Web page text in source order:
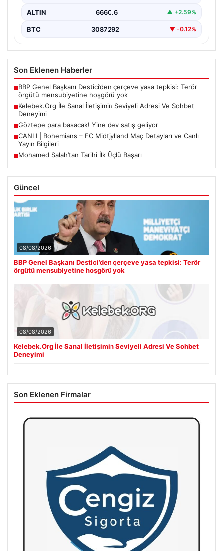
ALTIN 6660.6 ▲ +2.59%
BTC 3087292 ▼ -0.12%
Son Eklenen Haberler
■BBP Genel Başkanı Destici’den çerçeve yasa tepkisi: Terör
örgütü mensubiyetine hoşgörü yok
■Kelebek.Org İle Sanal İletişimin Seviyeli Adresi Ve Sohbet
Deneyimi
■Göztepe para basacak! Yine dev satış geliyor
■CANLI | Bohemians – FC Midtjylland Maç Detayları ve Canlı
Yayın Bilgileri
■Mohamed Salah’tan Tarihi İlk Üçlü Başarı
Güncel
08/08/2026
BBP Genel Başkanı Destici’den çerçeve yasa tepkisi: Terör
örgütü mensubiyetine hoşgörü yok
08/08/2026
Kelebek.Org İle Sanal İletişimin Seviyeli Adresi Ve Sohbet
Deneyimi
Son Eklenen Firmalar